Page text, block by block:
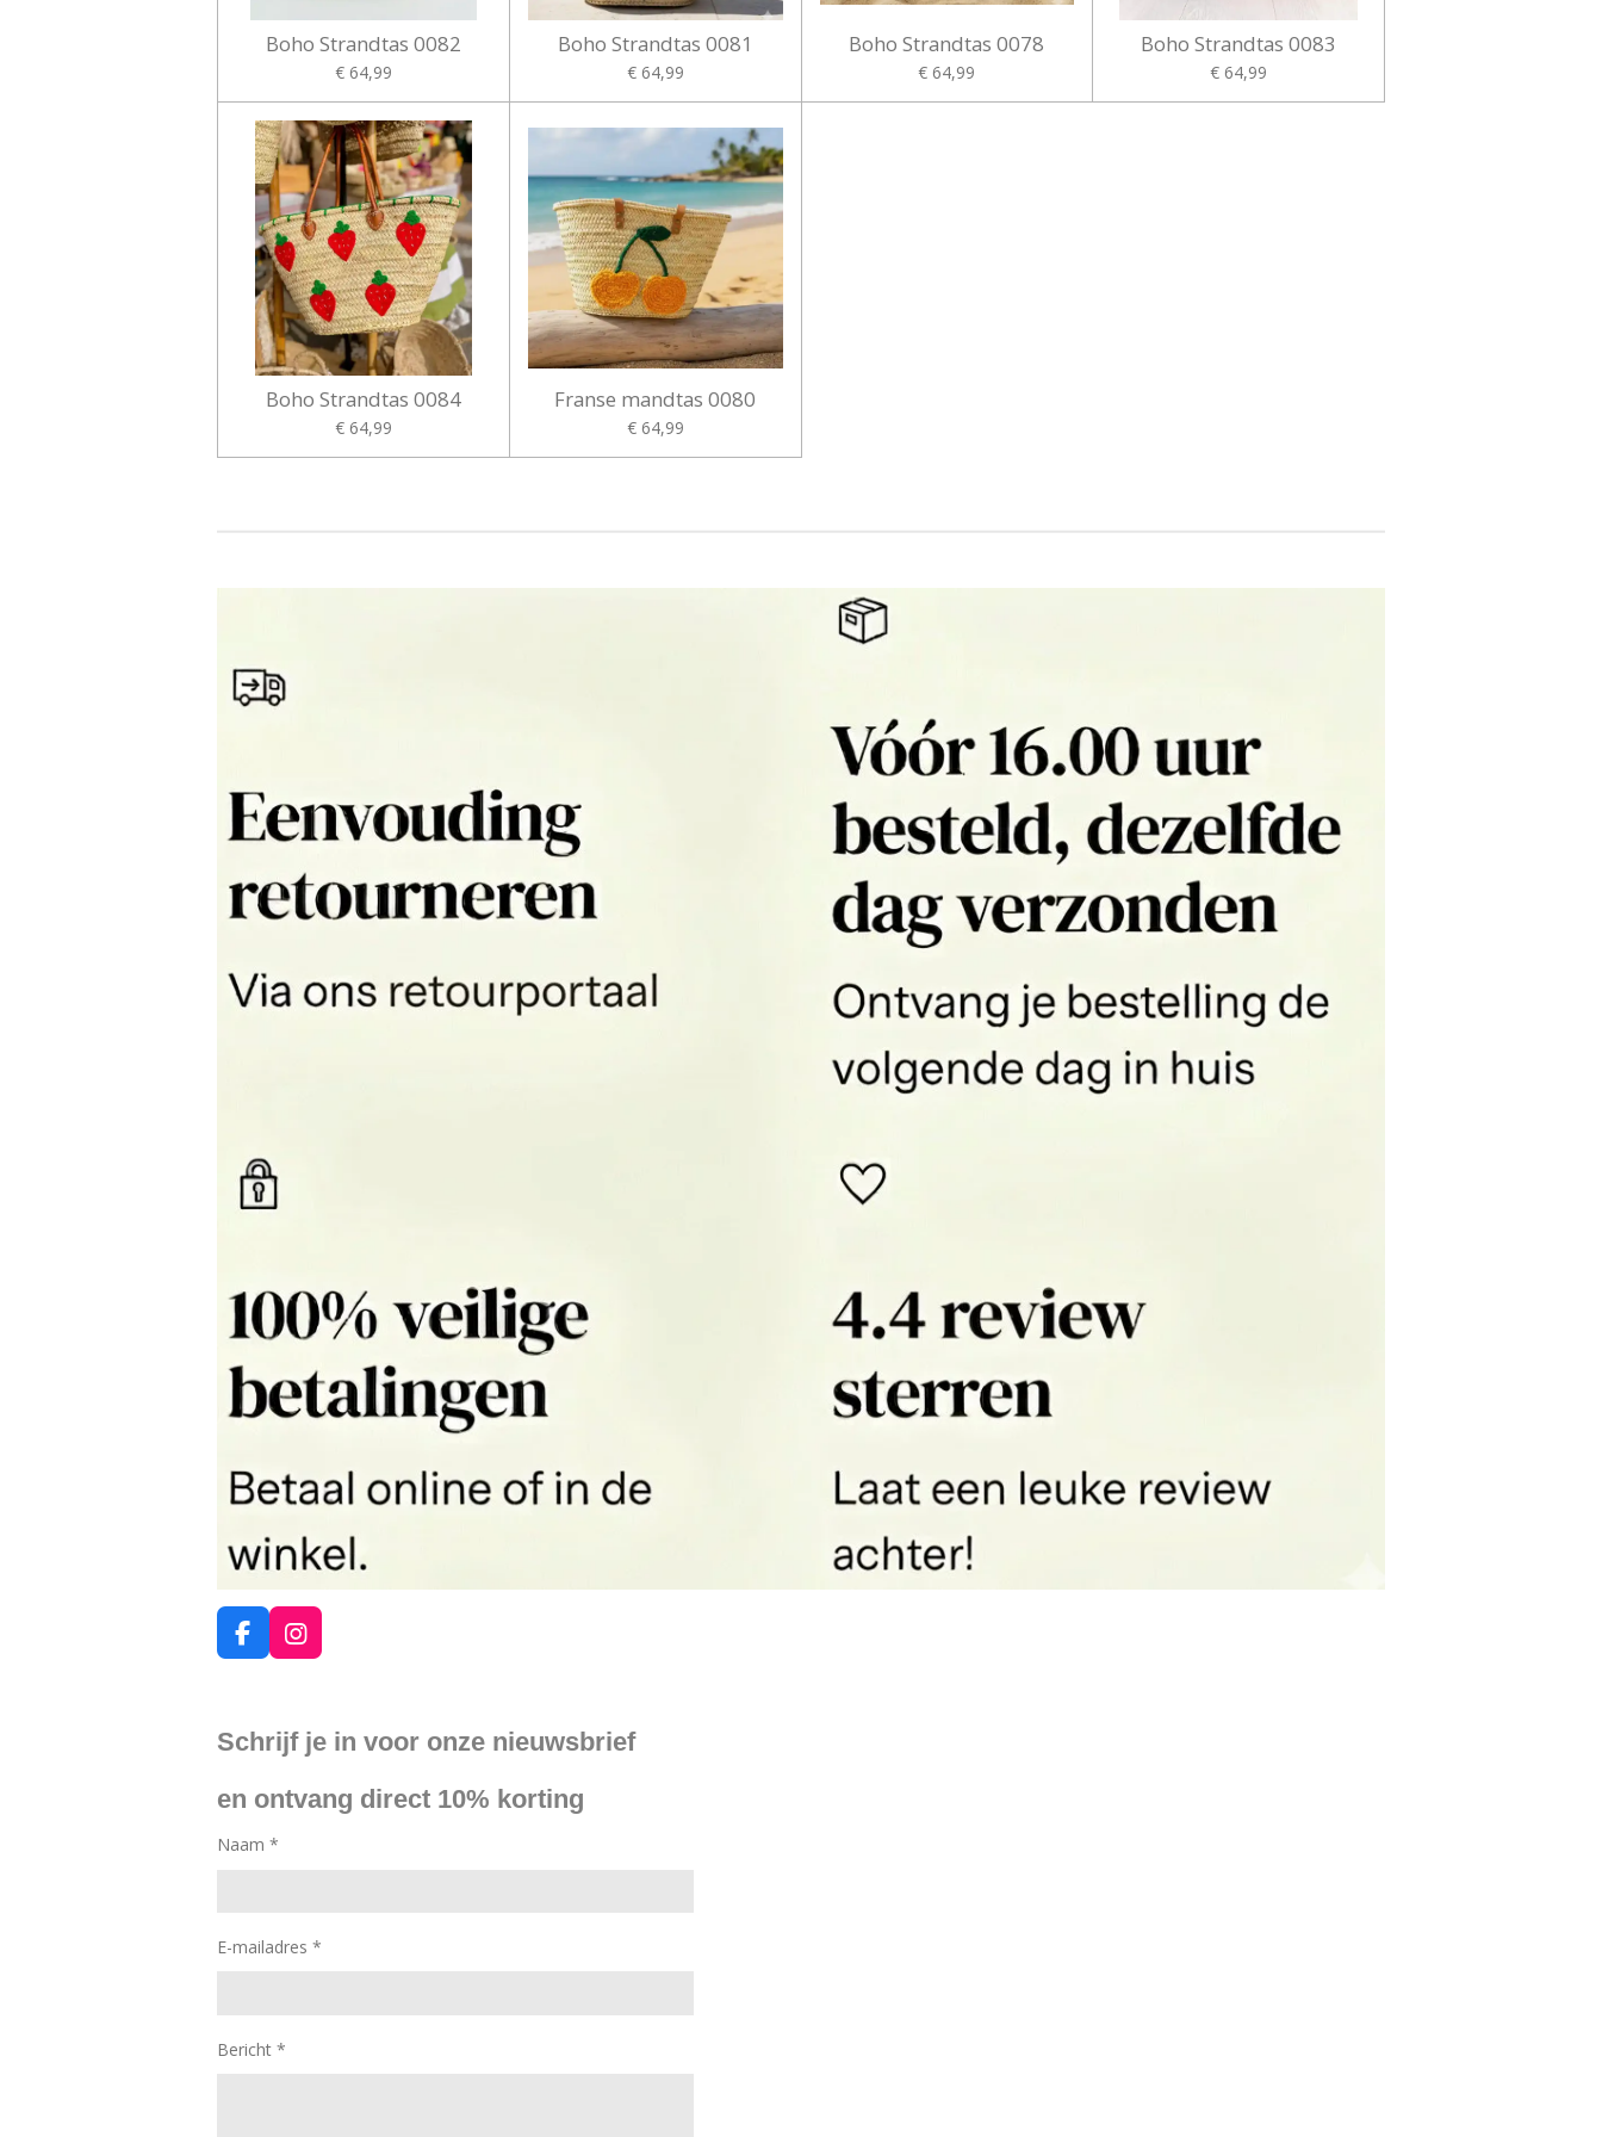
Boho Strandtas 0082
€ 64,99
Boho Strandtas 0081
€ 64,99
Boho Strandtas 0078
€ 64,99
Boho Strandtas 0083
€ 64,99
Boho Strandtas 0084
€ 64,99
Franse mandtas 0080
€ 64,99
F
a
b
o
I
n
a
r
Schrijf je in voor onze nieuwsbrief
en ontvang direct 10% korting
Naam *
E-mailadres *
Bericht *